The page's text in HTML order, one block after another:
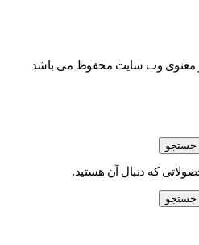
جستجو
که دنبال آن هستید.
جستجو